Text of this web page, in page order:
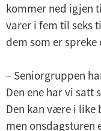
kommer ned igjen
varer i fem til seks
dem som er
– Seniorgruppen
Den ene har vi satt
Den kan være i like
men onsdagsturen